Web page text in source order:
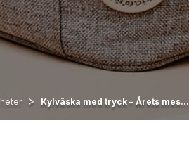
> Kylväska med tryck – Årets mes...